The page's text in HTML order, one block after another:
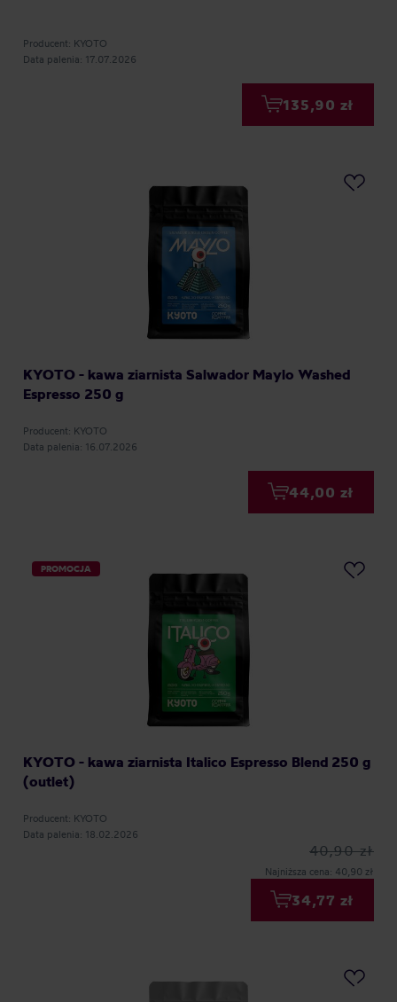
Producent: KYOTO
Data palenia: 17.07.2026
135,90 zł
KYOTO - kawa ziarnista Salwador Maylo Washed
Espresso 250 g
Producent: KYOTO
Data palenia: 16.07.2026
44,00 zł
PROMOCJA
KYOTO - kawa ziarnista Italico Espresso Blend 250 g
(outlet)
Producent: KYOTO
Data palenia: 18.02.2026
40,90 zł
Najniższa cena: 40,90 zł
34,77 zł